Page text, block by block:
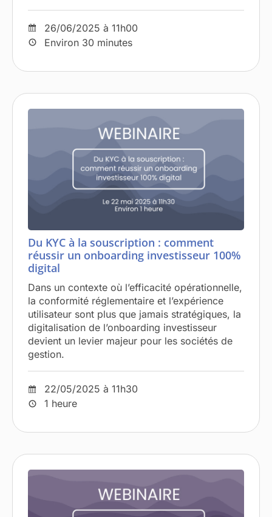
26/06/2025 à 11h00
Environ 30 minutes
Du KYC à la souscription : comment
réussir un onboarding investisseur 100%
digital
Dans un contexte où l’efficacité opérationnelle,
la conformité réglementaire et l’expérience
utilisateur sont plus que jamais stratégiques, la
digitalisation de l’onboarding investisseur
devient un levier majeur pour les sociétés de
gestion.
22/05/2025 à 11h30
1 heure